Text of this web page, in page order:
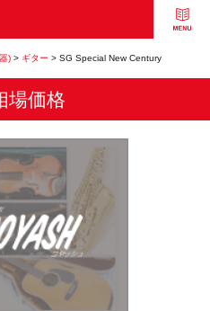
)> ギター > SG Special New Century
場価格